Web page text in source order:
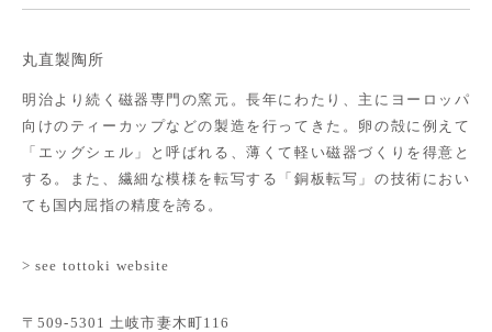
丸直製陶所
明治より続く磁器専門の窯元。長年にわたり、主にヨーロッパ
向けのティーカップなどの製造を行ってきた。卵の殻に例えて
「エッグシェル」と呼ばれる、薄くて軽い磁器づくりを得意と
する。また、繊細な模様を転写する「銅板転写」の技術におい
ても国内屈指の精度を誇る。
> see tottoki website
〒509-5301 土岐市妻木町116